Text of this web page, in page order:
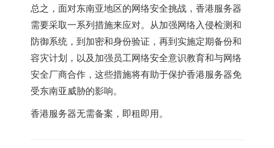
总之，面对东南亚地区的网络安全挑战，香港服务器
需要采取一系列措施来应对。从加强网络入侵检测和
防御系统，到加密和身份验证，再到实施定期备份和
容灾计划，以及加强员工网络安全意识教育和与网络
安全厂商合作，这些措施将有助于保护香港服务器免
受东南亚威胁的影响。
香港服务器无需备案，即租即用。